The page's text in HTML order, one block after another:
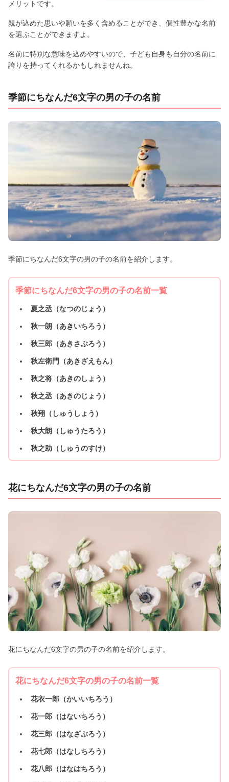
メリットです。
親が込めた思いや願いを多く含めることができ、個性豊かな名前
を選ぶことができますよ。
名前に特別な意味を込めやすいので、子ども自身も自分の名前に
誇りを持ってくれるかもしれませんね。
季節にちなんだ6文字の男の子の名前
季節にちなんだ6文字の男の子の名前を紹介します。
季節にちなんだ6文字の男の子の名前一覧
夏之丞（なつのじょう）
秋一朗（あきいちろう）
秋三郎（あきさぶろう）
秋左衛門（あきざえもん）
秋之将（あきのしょう）
秋之丞（あきのじょう）
秋翔（しゅうしょう）
秋大朗（しゅうたろう）
秋之助（しゅうのすけ）
花にちなんだ6文字の男の子の名前
花にちなんだ6文字の男の子の名前を紹介します。
花にちなんだ6文字の男の子の名前一覧
花衣一郎（かいいちろう）
花一郎（はないちろう）
花三郎（はなざぶろう）
花七郎（はなしちろう）
花八郎（はなはちろう）